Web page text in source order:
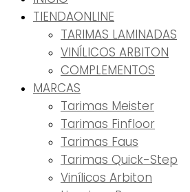
TIENDAONLINE
TARIMAS LAMINADAS
VINÍLICOS ARBITON
COMPLEMENTOS
MARCAS
Tarimas Meister
Tarimas Finfloor
Tarimas Faus
Tarimas Quick-Step
Vinílicos Arbiton